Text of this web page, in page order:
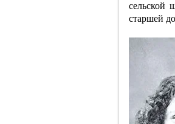
сельской
старшей